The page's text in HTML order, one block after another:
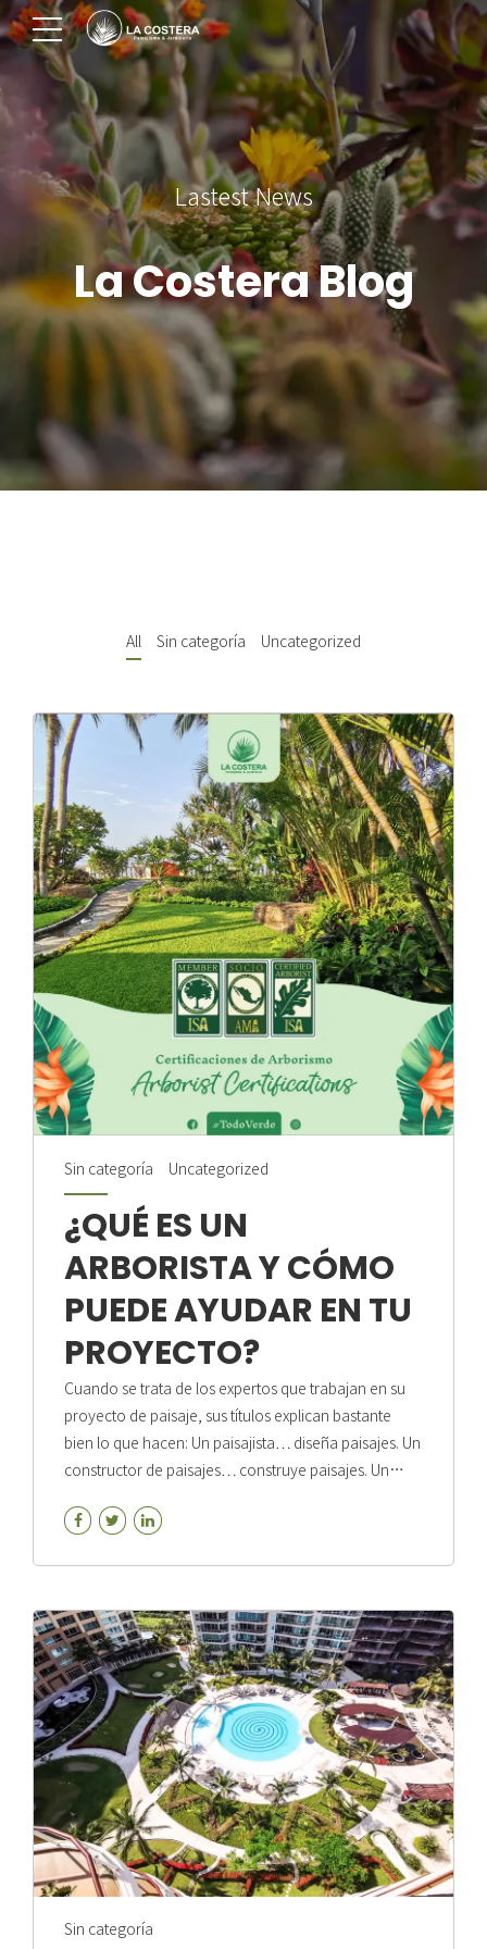
Lastest News
La Costera Blog
All Sin categoría Uncategorized
Sin categoría Uncategorized
¿QUÉ ES UN
ARBORISTA Y CÓMO
PUEDE AYUDAR EN TU
PROYECTO?
Cuando se trata de los expertos que trabajan en su
proyecto de paisaje, sus títulos explican bastante
bien lo que hacen: Un paisajista… diseña paisajes. Un
constructor de paisajes… construye paisajes. Un
Ahora, sabemos que los arboristas tienen algo que
de Arboricultura (ISA), un arborista se define como:
Una persona capacitada en el arte y la ciencia de
plantar, cuidar y mantener árboles individuales. Los
arboristas conocen las necesidades de los árboles y
están capacitados y equipados para brindar el...
Sin categoría